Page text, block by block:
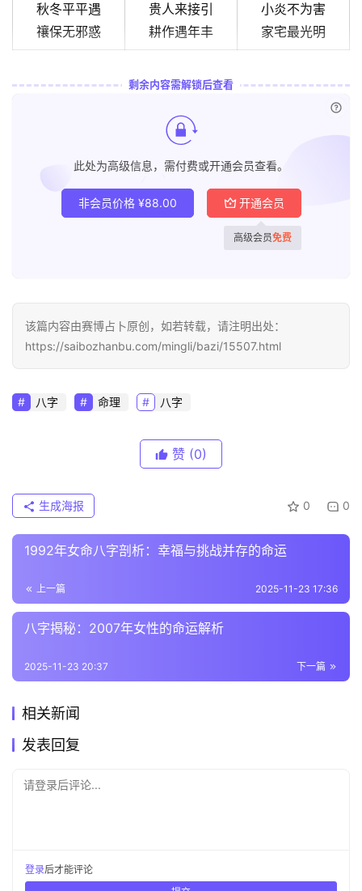
秋冬平平遇
禳保无邪惑
贵人来接引
耕作遇年丰
小炎不为害
家宅最光明
剩余内容需解锁后查看
此处为高级信息，需付费或开通会员查看。
非会员价格 ¥88.00 开通会员
高级会员免费
该篇内容由赛博占卜原创，如若转载，请注明出处：
https://saibozhanbu.com/mingli/bazi/15507.html
八字 命理 八字
赞 (0)
0 0
生成海报
1992年女命八字剖析：幸福与挑战并存的命运
上一篇 2025-11-23 17:36
八字揭秘：2007年女性的命运解析
下一篇
2025-11-23 20:37
相关新闻
发表回复
请登录后评论...
登录后才能评论